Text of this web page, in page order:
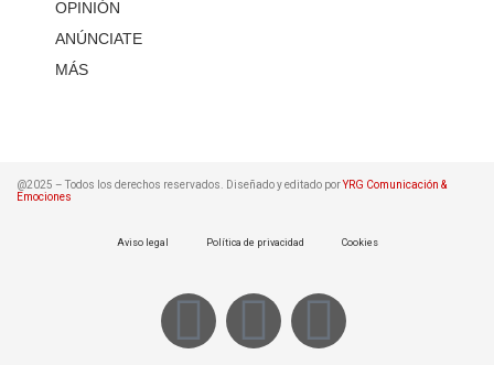
OPINIÓN
ANÚNCIATE
MÁS
@2025 – Todos los derechos reservados. Diseñado y editado porYRG Comunicación &
Emociones
Aviso legal Política de privacidad Cookies